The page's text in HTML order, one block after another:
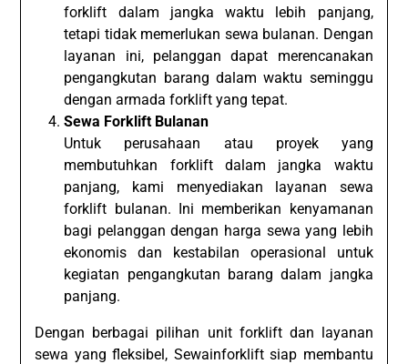
forklift dalam jangka waktu lebih panjang,
tetapi tidak memerlukan sewa bulanan. Dengan
layanan ini, pelanggan dapat merencanakan
pengangkutan barang dalam waktu seminggu
dengan armada forklift yang tepat.
Sewa Forklift Bulanan
Untuk perusahaan atau proyek yang
membutuhkan forklift dalam jangka waktu
panjang, kami menyediakan layanan sewa
forklift bulanan. Ini memberikan kenyamanan
bagi pelanggan dengan harga sewa yang lebih
ekonomis dan kestabilan operasional untuk
kegiatan pengangkutan barang dalam jangka
panjang.
Dengan berbagai pilihan unit forklift dan layanan
sewa yang fleksibel, Sewainforklift siap membantu